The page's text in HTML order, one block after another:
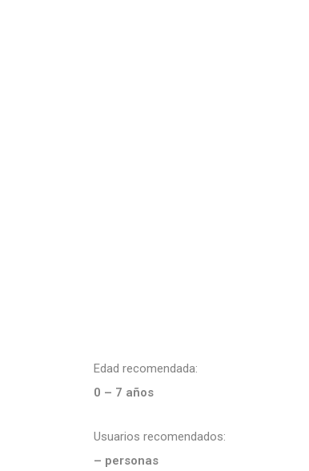
Edad recomendada:
0 – 7 años
Usuarios recomendados:
– personas